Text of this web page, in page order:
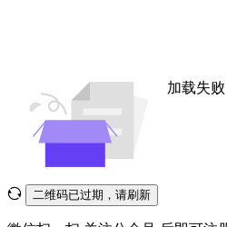
加载失败
二维码已过期，请刷新